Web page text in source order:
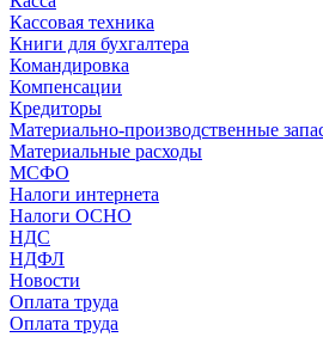
Кассовая техника
Книги для бухгалтера
Командировка
Компенсации
Кредиторы
Материально-производственные
Материальные расходы
МСФО
Налоги интернета
Налоги ОСНО
НДС
НДФЛ
Новости
Оплата труда
Оплата труда